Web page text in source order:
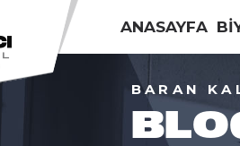
ANASAYFA
BARAN